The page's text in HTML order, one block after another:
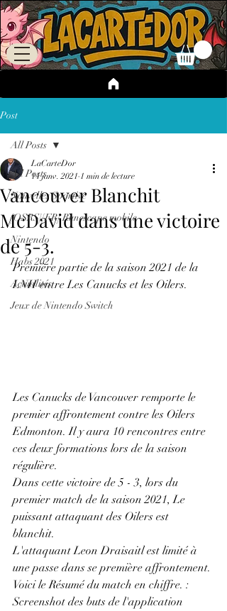
Post
All Posts
Nouvelles Sportive
[OSRS][FR] Runescape mobile
Nintendo
Habs 2021
Actualités
Jeux de Nintendo Switch
All Posts
Vancouver Blanchit
McDavid dans une victoire
de 5-3.
LaCarteDor
14 janv. 2021 1 min de lecture
Première partie de la saison 2021 de la
LNH entre Les Canucks et les Oilers.
Les Canucks de Vancouver remporte le
premier affrontement contre les Oilers
Edmonton. Il y aura 10 rencontres entre
ces deux formations lors de la saison
régulière.
Dans cette victoire de 5 - 3, lors du
premier match de la saison 2021, Le
puissant attaquant des Oilers est
blanchit.
L'attaquant Leon Draisaitl est limité à
une passe dans se première affrontement.
Voici le Résumé du match en chiffre. :
Screenshot des buts de l'application